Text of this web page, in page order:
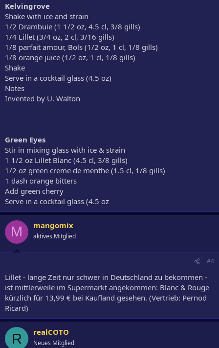
Kelvingrove
Shake with ice and strain
1/2 Drambuie (1 1/2 oz, 4.5 cl, 3/8 gills)
1/4 Lillet (3/4 oz, 2 cl, 3/16 gills)
1/8 parfait amour, Bols (1/2 oz, 1 cl, 1/8 gills)
1/8 orange juice (1/2 oz, 1 cl, 1/8 gills)
Shake
Serve in a cocktail glass (4.5 oz)
Notes
Invented by U. Walton
Green Eyes
Stir in mixing glass with ice & strain
1 1/2 oz Lillet Blanc (4.5 cl, 3/8 gills)
1/2 oz green creme de menthe (1.5 cl, 1/8 gills)
1 dash orange bitters
Add green cherry
Serve in a cocktail glass (4.5 oz
M mangomix
aktives Mitglied
#4
Lillet - lange Zeit nur schwer in Deutschland zu bekommen -
ist mittlerweile im Supermarkt angekommen: Blanc & Rouge
kürzlich für 13,99 € bei Kaufland gesehen. (Vertrieb: Pernod
Ricard)
R realCOTO
Neues Mitglied